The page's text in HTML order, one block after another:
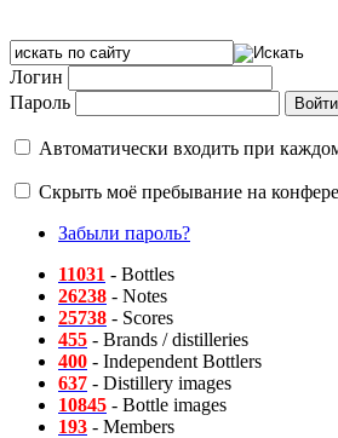
Логин
Пароль
Автоматически входить при
Скрыть моё пребывание на
Забыли пароль?
11031 - Bottles
26238 - Notes
25738 - Scores
455 - Brands / distilleries
400 - Independent Bottlers
637 - Distillery images
10845 - Bottle images
193 - Members